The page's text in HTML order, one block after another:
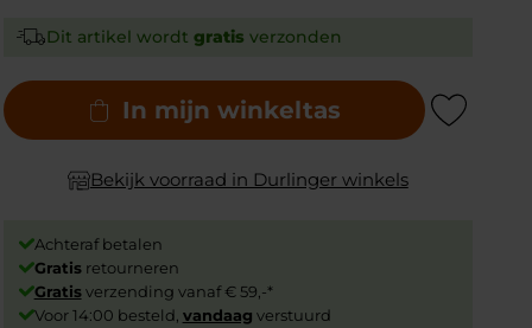
Dit artikel wordt gratis verzonden
In mijn winkeltas Add to Wishlist
Bekijk voorraad in Durlinger winkels
Achteraf betalen
Gratisretourneren
Gratisverzending vanaf € 59,-*
Voor 14:00 besteld, vandaag verstuurd